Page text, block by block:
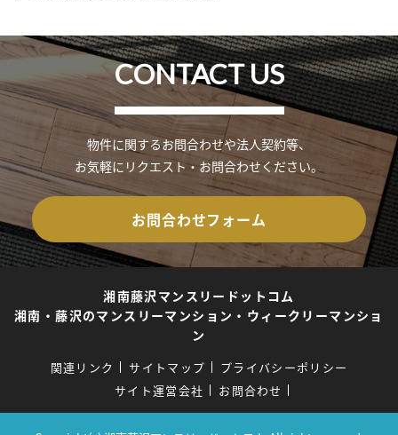
CONTACT US
物件に関するお問合わせや法人契約等、
お気軽にリクエスト・お問合わせください。
お問合わせフォーム
湘南藤沢マンスリードットコム
湘南・藤沢のマンスリーマンション・ウィークリーマンショ
ン
関連リンク サイトマップ
プライバシーポリシー
サイト運営会社
お問合わせ